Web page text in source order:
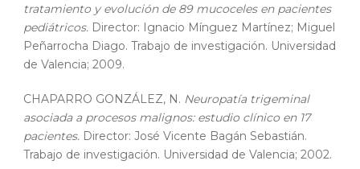
tratamiento y evolución de 89 mucoceles en pacientes
pediátricos. Director: Ignacio Mínguez Martínez; Miguel
Peñarrocha Diago. Trabajo de investigación. Universidad
de Valencia; 2009.
CHAPARRO GONZÁLEZ, N. Neuropatía trigeminal
asociada a procesos malignos: estudio clínico en 17
pacientes. Director: José Vicente Bagán Sebastián.
Trabajo de investigación. Universidad de Valencia; 2002.